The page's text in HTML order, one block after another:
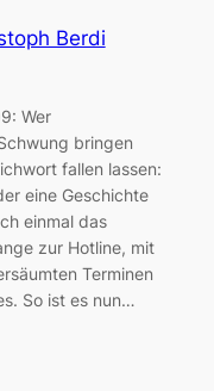
Berdi
Wer
bringen
fallen lassen:
eine Geschichte
einmal das
zur Hotline, mit
Terminen
So ist es nun…